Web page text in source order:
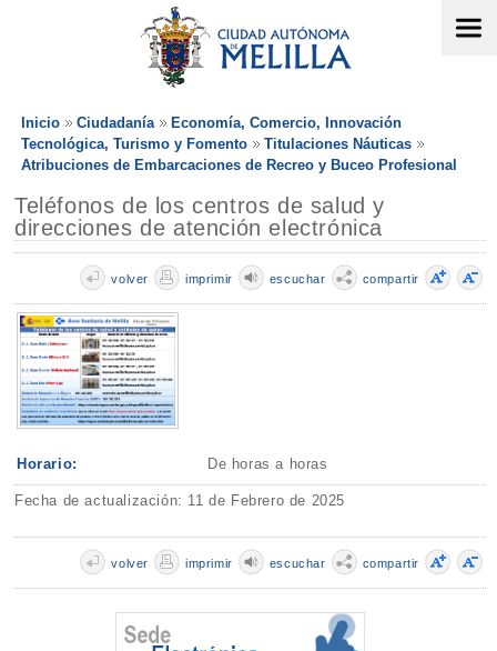
Inicio Ciudadanía
Economía, Comercio, Innovación
Tecnológica, Turismo y Fomento
Titulaciones Náuticas
Atribuciones de Embarcaciones de Recreo y Buceo Profesional
Teléfonos de los centros de salud y
direcciones de atención electrónica
compartir
escuchar
imprimir
volver
Horario: De horas a horas
Fecha de actualización: 11 de Febrero de 2025
compartir
escuchar
imprimir
volver